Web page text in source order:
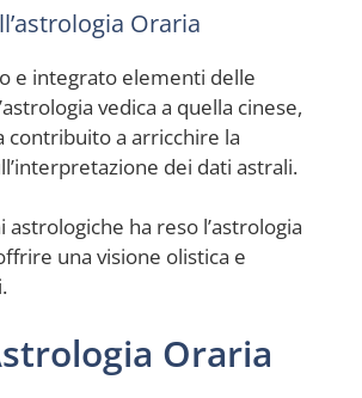
Oraria
e integrato elementi delle
vedica a quella cinese,
contribuito a arricchire la
dei dati astrali.
ha reso l’astrologia
una visione olistica e
Oraria